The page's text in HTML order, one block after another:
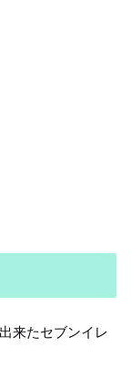
来たセブンイレ